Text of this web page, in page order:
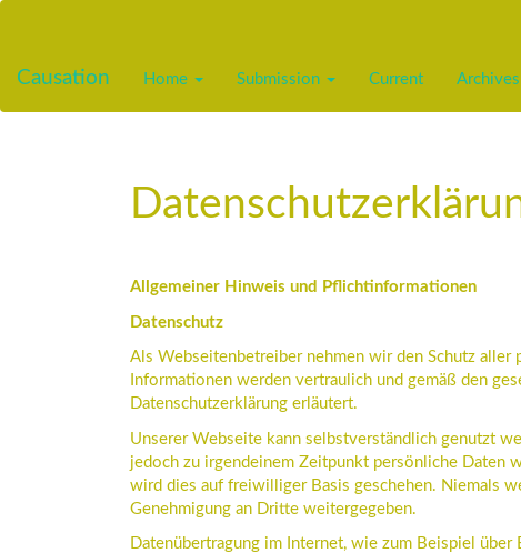
Content
Causation Home Submission Current Archives
Allgemeiner Hinweis und Pflichtinformationen
Datenschutz
Als Webseitenbetreiber nehmen wir den Schutz
Informationen werden vertraulich und gemäß den
Datenschutzerklärung erläutert.
Unserer Webseite kann selbstverständlich genutzt
jedoch zu irgendeinem Zeitpunkt persönliche Daten
wird dies auf freiwilliger Basis geschehen. Niemals
Genehmigung an Dritte weitergegeben.
Datenübertragung im Internet, wie zum Beispiel